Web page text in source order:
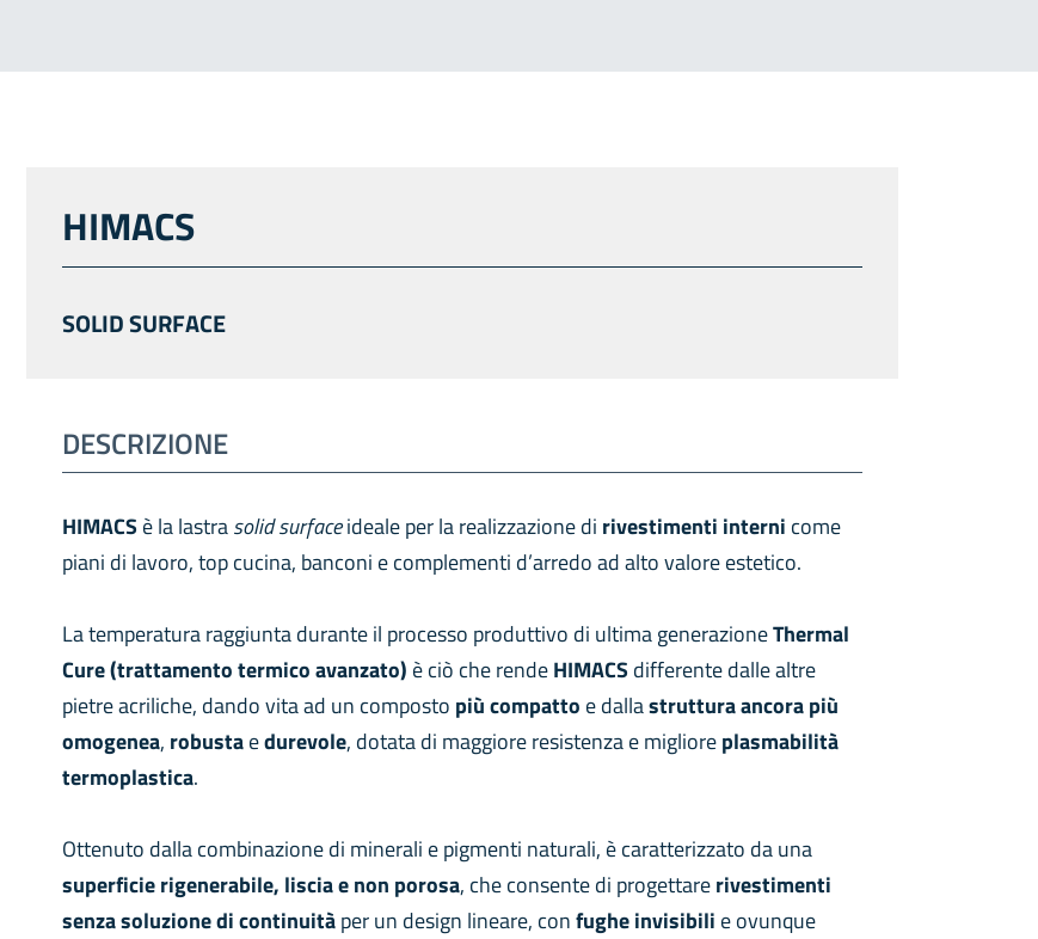
HIMACS
SOLID SURFACE
DESCRIZIONE
HIMACSè la lastrasolid surfaceideale per la realizzazione di rivestimenti interni come
piani di lavoro, top cucina, banconi e complementi d’arredo ad alto valore estetico.
La temperatura raggiunta durante il processo produttivo di ultima generazioneThermal
Cure (trattamento termico avanzato) è ciò che rendeHIMACSdifferente dalle altre
pietre acriliche, dando vita ad un composto più compatto e dallastruttura ancora più
omogenea, robustaedurevole, dotata di maggiore resistenza e miglioreplasmabilità
termoplastica.
Ottenuto dalla combinazione di minerali e pigmenti naturali, è caratterizzato da una
superficie rigenerabile, liscia e non porosa, che consente di progettarerivestimenti
senzasoluzionedi continuitàper un design lineare, confughe invisibili e ovunque